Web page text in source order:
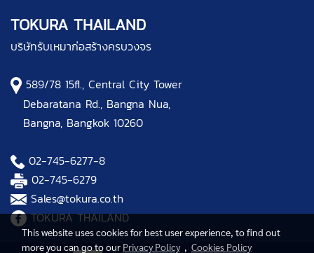
TOKURA THAILAND
บริษัทรับเหมาก่อสร้างครบวงจร
589/78 15fl., Central City Tower
Debaratana Rd., Bangna Nua,
Bangna, Bangkok 10260
02-745-6277-8
02-745-6279
Sales@tokura.co.th
TOKURA THAILAND
This website uses cookies for best user experience, to find out
more you can go to our Privacy Policy, Cookies Policy